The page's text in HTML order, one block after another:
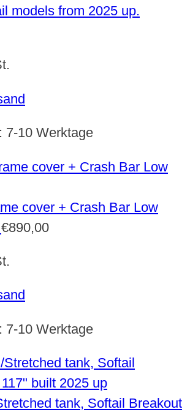
models from 2025 up.
7-10 Werktage
cover + Crash Bar Low
€890,00
7-10 Werktage
tank, Softail Breakout